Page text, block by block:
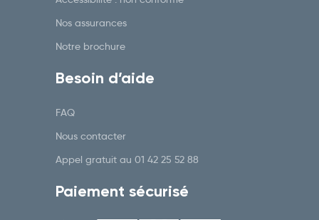
Nos assurances
Notre brochure
Besoin d’aide
FAQ
Nous contacter
Appel gratuit au 01 42 25 52 88
Paiement sécurisé